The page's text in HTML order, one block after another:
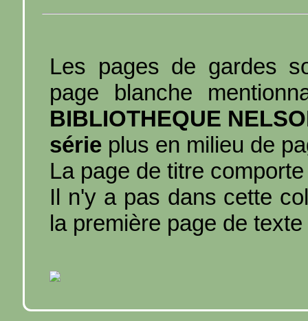
Les pages de gardes
page blanche
BIBLIOTHEQUE
série plus en milieu de
La page de titre
Il n'y a pas dans cette
la première page de